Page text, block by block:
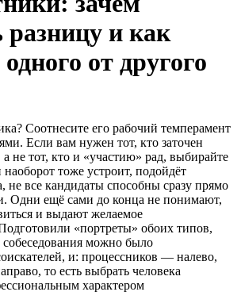
и как
от другого
Соотнесите его рабочий темперамент
Если вам нужен тот, кто заточен
а не тот, кто и «участию» рад, выбирайте
наоборот тоже устроит, подойдёт
не все кандидаты способны сразу прямо
Одни ещё сами до конца не понимают,
и выдают желаемое
«портреты» обоих типов,
можно было
и: процессников — налево,
то есть выбрать человека
характером